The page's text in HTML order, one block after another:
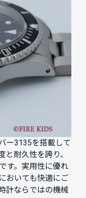
ー3135を搭載して
と耐久性を誇り、
す。実用性に優れ
おいても快適にご
計ならではの機械